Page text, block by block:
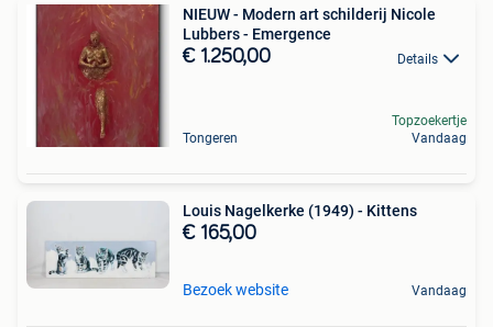
NIEUW - Modern art schilderij Nicole
Lubbers - Emergence
€ 1.250,00 Details
Tongeren
Topzoekertje
Vandaag
Louis Nagelkerke (1949) - Kittens
€ 165,00
Bezoek website Vandaag